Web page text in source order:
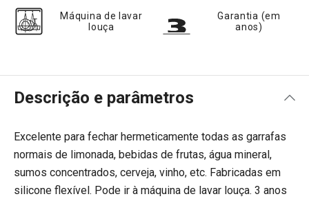
Máquina de lavar
louça
Garantia (em
anos)
Descrição e parâmetros
Excelente para fechar hermeticamente todas as garrafas
normais de limonada, bebidas de frutas, água mineral,
sumos concentrados, cerveja, vinho, etc. Fabricadas em
silicone flexível. Pode ir à máquina de lavar louça. 3 anos